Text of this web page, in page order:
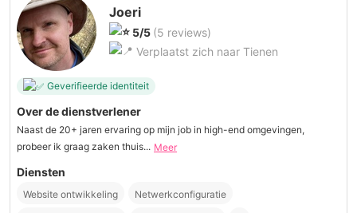
Joeri
5/5 (5 reviews)
Verplaatst zich naar Tienen
Geverifieerde identiteit
Over de dienstverlener
Naast de 20+ jaren ervaring op mijn job in high-end omgevingen,
probeer ik graag zaken thuis... Meer
Diensten
Website ontwikkeling Netwerkconfiguratie